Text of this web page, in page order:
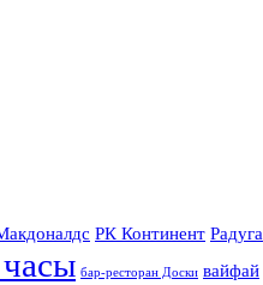
РК Континент Радуга
бар-ресторан Доски вайфай